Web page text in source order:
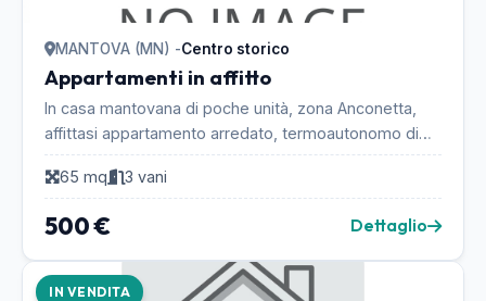
MANTOVA (MN) -Centro storico
Appartamenti in affitto
In casa mantovana di poche unità, zona Anconetta,
affittasi appartamento arredato, termoautonomo di
circa 65 mq composto su due livelli da: sala, z...
65 mq
3 vani
500 € Dettaglio
IN VENDITA